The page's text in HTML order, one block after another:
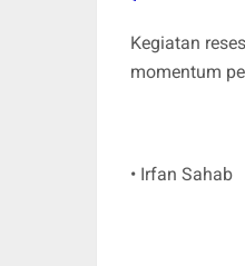
Kegiatan
momentum
• Irfan Sahab